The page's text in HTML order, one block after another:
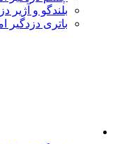
بلندگو و آژیر
باتری دزدگیر